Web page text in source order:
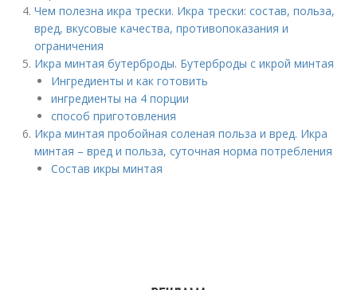
Чем полезна икра трески. Икра трески: состав, польза,
вред, вкусовые качества, противопоказания и
ограничения
Икра минтая бутерброды. Бутерброды с икрой минтая
Ингредиенты и как готовить
ингредиенты на 4 порции
способ приготовления
Икра минтая пробойная соленая польза и вред. Икра
минтая – вред и польза, суточная норма потребления
Состав икры минтая